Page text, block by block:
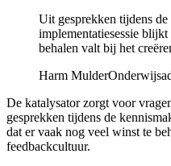
Uit gesprekken tijdens
implementatiesessie
behalen valt bij het
Harm Mulder
De katalysator zorgt voor
gesprekken tijdens de
dat er vaak nog veel winst te
feedbackcultuur.